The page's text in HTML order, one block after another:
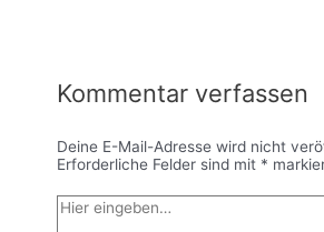
Kommentar verfassen
Deine E-Mail-Adresse wird nicht
Erforderliche Felder sind mit *
Hier
eingeben…